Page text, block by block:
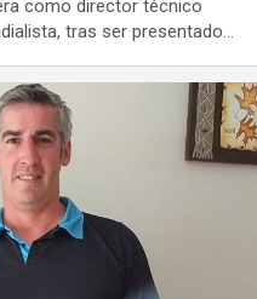
como director técnico
tras ser presentado…